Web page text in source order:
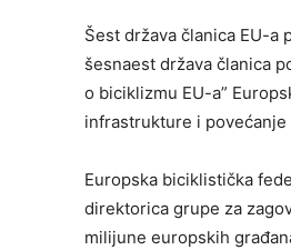
Šest država članica EU-a
šesnaest država članica
o biciklizmu EU-a”
infrastrukture i
Europska biciklistička
direktorica grupe za
milijune europskih